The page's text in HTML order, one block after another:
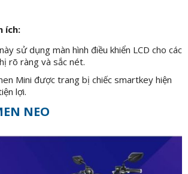
ích:
sử dụng màn hình điều khiển LCD cho các
rõ ràng và sắc nét.
Mini được trang bị chiếc smartkey hiện
lợi.
NEO